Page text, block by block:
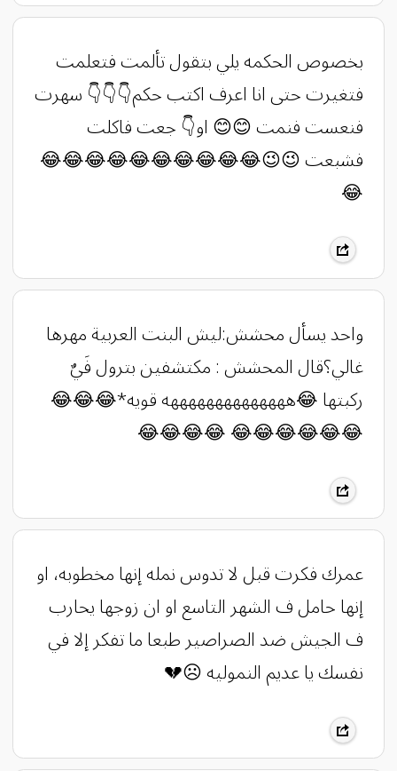
بخصوص الحكمه يلي بتقول تألمت فتعلمت
فتغيرت حتى انا اعرف اكتب حكم👇👇👇 سهرت
فنعست فنمت 😊😊 او👇 جعت فاكلت
فشبعت 😉😉😂😂😂😂😂😂😂😂😂😂
😂
واحد يسأل محشش:‏ليش البنت العربية مهرها
غالي؟‏قال المحشش : مكتشفين بترول فَيٌ
ركبتها 😂‏‏ههههههههههههههه قويه*😂😂😂
😂😂😂😂😂😂 😂😂😂😂
عمرك فكرت قبل لا تدوس نمله إنها مخطوبه، او
إنها حامل ف الشهر التاسع او ان زوجها يحارب
ف الجيش ضد الصراصير طبعا ما تفكر إلا في
نفسك يا عديم النموليه ☹💔